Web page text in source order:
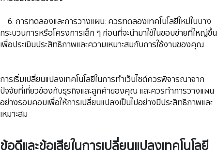
​​​​​​​ 6. การทดลองและการวางแผน: ควรทดลองเทคโนโลยีใหม่ในบาง
กระบวนการหรือโครงการเล็ก ๆ ก่อนที่จะนำมาใช้ในขอบข่ายที่ใหญ่ขึ้น
เพื่อประเมินประสิทธิภาพและความเหมาะสมกับการใช้งานของคุณ
การเริ่มเปลี่ยนแปลงเทคโนโลยีในการทำเว็บไซต์ควรพิจารณาจาก
ปัจจัยที่เกี่ยวข้องกับธุรกิจและลูกค้าของคุณ และควรทำการวางแผน
อย่างรอบคอบเพื่อให้การเปลี่ยนแปลงเป็นไปอย่างมีประสิทธิภาพและ
เหมาะสม
ข้อดีและข้อเสียในการเปลี่ยนแปลงเทคโนโลยี